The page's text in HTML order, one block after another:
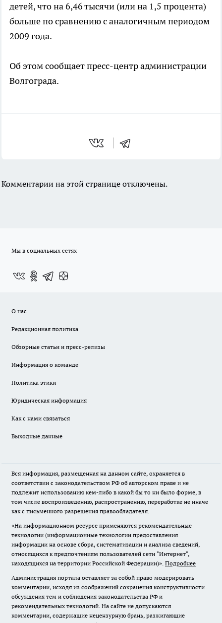
детей, что на 6,46 тысячи (или на 1,5 процента)
больше по сравнению с аналогичным периодом
2009 года.
Об этом сообщает пресс-центр администрации
Волгограда.
Комментарии на этой странице отключены.
Мы в социальных сетях
О нас
Редакционная политика
Обзорные статьи и пресс-релизы
Информация о команде
Политика этики
Юридическая информация
Как с нами связаться
Выходные данные
Вся информация, размещенная на данном сайте, охраняется в
соответствии с законодательством РФ об авторском праве и не
подлежит использованию кем-либо в какой бы то ни было форме, в
том числе воспроизведению, распространению, переработке не иначе
как с письменного разрешения правообладателя.
«На информационном ресурсе применяются рекомендательные
технологии (информационные технологии предоставления
информации на основе сбора, систематизации и анализа сведений,
относящихся к предпочтениям пользователей сети "Интернет",
находящихся на территории Российской Федерации)». Подробнее
Администрация портала оставляет за собой право модерировать
комментарии, исходя из соображений сохранения конструктивности
обсуждения тем и соблюдения законодательства РФ и
рекомендательных технологий. На сайте не допускаются
комментарии, содержащие нецензурную брань, разжигающие